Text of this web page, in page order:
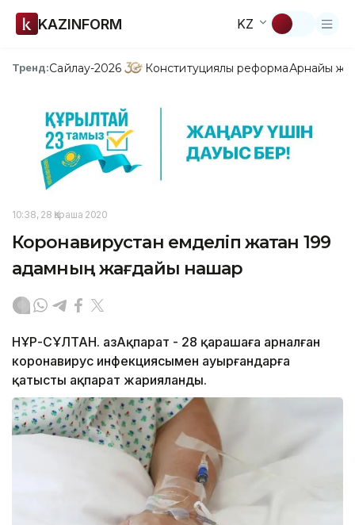
KAZINFORM KZ
Тренд:Сайлау-2026 Конституциялық реформаАрнайы
10:38, 28 Қараша 2020
Коронавирустан емделіп жатқан 199
адамның жағдайы нашар
НҰР-СҰЛТАН. ҚазАқпарат - 28 қарашаға арналған
коронавирус инфекциясымен ауырғандарға
қатысты ақпарат жарияланды.